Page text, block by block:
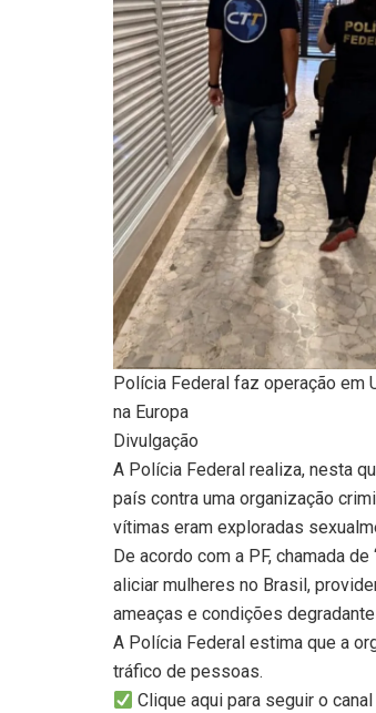
Polícia Federal faz operação em
na Europa
Divulgação
A Polícia Federal realiza, nesta
país contra uma organização
vítimas eram exploradas
De acordo com a PF, chamada
aliciar mulheres no Brasil,
ameaças e condições
A Polícia Federal estima que a
tráfico de pessoas.
Clique aqui para seguir o